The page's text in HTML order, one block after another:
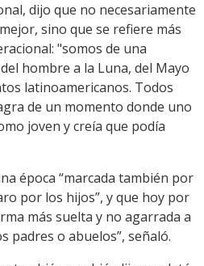
dijo que no necesariamente
sino que se refiere más
"somos de una
hombre a la Luna, del Mayo
latinoamericanos. Todos
de un momento donde uno
joven y creía que podía
época “marcada también por
por los hijos”, y que hoy por
más suelta y no agarrada a
padres o abuelos”, señaló.